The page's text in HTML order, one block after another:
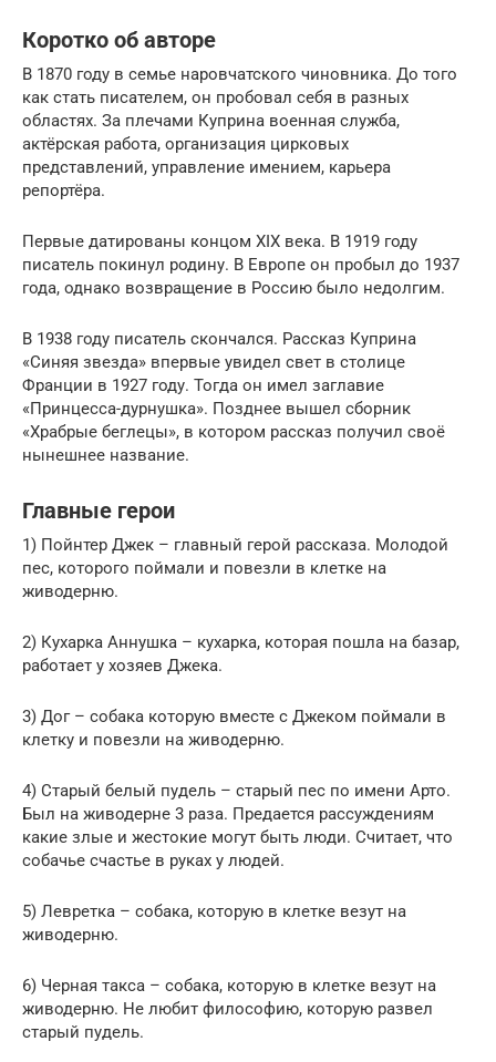
Коротко об авторе
В 1870 году в семье наровчатского чиновника. До того
как стать писателем, он пробовал себя в разных
областях. За плечами Куприна военная служба,
актёрская работа, организация цирковых
представлений, управление имением, карьера
репортёра.
Первые датированы концом XIX века. В 1919 году
писатель покинул родину. В Европе он пробыл до 1937
года, однако возвращение в Россию было недолгим.
В 1938 году писатель скончался. Рассказ Куприна
«Синяя звезда» впервые увидел свет в столице
Франции в 1927 году. Тогда он имел заглавие
«Принцесса-дурнушка». Позднее вышел сборник
«Храбрые беглецы», в котором рассказ получил своё
нынешнее название.
Главные герои
1) Пойнтер Джек – главный герой рассказа. Молодой
пес, которого поймали и повезли в клетке на
живодерню.
2) Кухарка Аннушка – кухарка, которая пошла на базар,
работает у хозяев Джека.
3) Дог – собака которую вместе с Джеком поймали в
клетку и повезли на живодерню.
4) Старый белый пудель – старый пес по имени Арто.
Был на живодерне 3 раза. Предается рассуждениям
какие злые и жестокие могут быть люди. Считает, что
собачье счастье в руках у людей.
5) Левретка – собака, которую в клетке везут на
живодерню.
6) Черная такса – собака, которую в клетке везут на
живодерню. Не любит философию, которую развел
старый пудель.